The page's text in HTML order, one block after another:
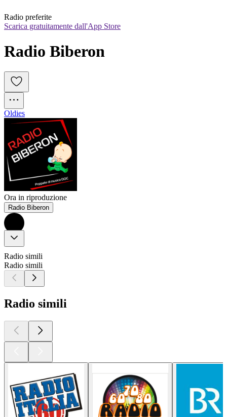
Radio preferite
Scarica gratuitamente dall'App Store
Radio Biberon
Oldies
Ora in riproduzione
Radio Biberon
Radio simili
Radio simili
Radio simili